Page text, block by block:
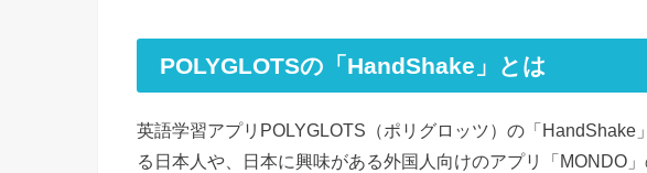
POLYGLOTSの「HandShake」とは
英語学習アプリPOLYGLOTS（ポリグロッツ）の「HandShake
る日本人や、日本に興味がある外国人向けのアプリ「MONDO